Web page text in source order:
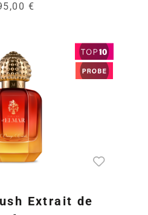
€
Extrait de